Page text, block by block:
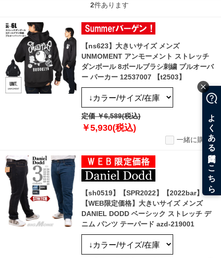
2件あります
【ns623】大きいサイズ メンズ
UNMOMENT アンモーメント ストレッチ
ダンボール 8ボールブラシ刺繍 プルオーバ
ー パーカー 12537007 【t2503】
定価 ￥6,589(税込)
￥5,930(税込)
一緒に購入
【sh0519】【SPR2022】【2022bar】
【WEB限定価格】大きいサイズ メンズ
DANIEL DODD ベーシック ストレッチ デ
ニム パンツ テーパード azd-219001